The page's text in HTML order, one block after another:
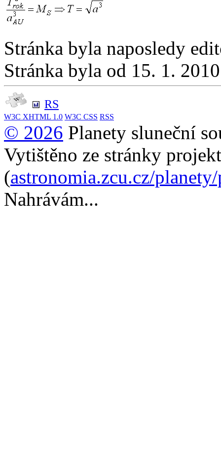
Stránka byla naposledy
Stránka byla od 15. 1.
RS
W3C XHTML 1.0 W3C CSS RSS
© 2026 Planety sluneční
Vytištěno ze stránky
(astronomia.zcu.cz/
Nahrávám...